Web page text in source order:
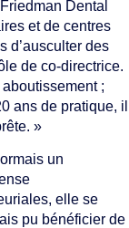
Dental
et de centres
d’ausculter des
de co-directrice.
;
ans de pratique, il
»
un
elle se
pu bénéficier de